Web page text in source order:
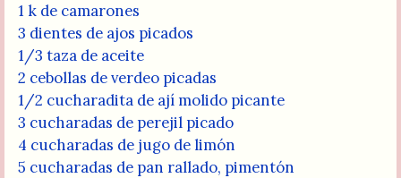
1 k de camarones
3 dientes de ajos picados
1/3 taza de aceite
2 cebollas de verdeo picadas
1/2 cucharadita de ají molido picante
3 cucharadas de perejil picado
4 cucharadas de jugo de limón
5 cucharadas de pan rallado, pimentón